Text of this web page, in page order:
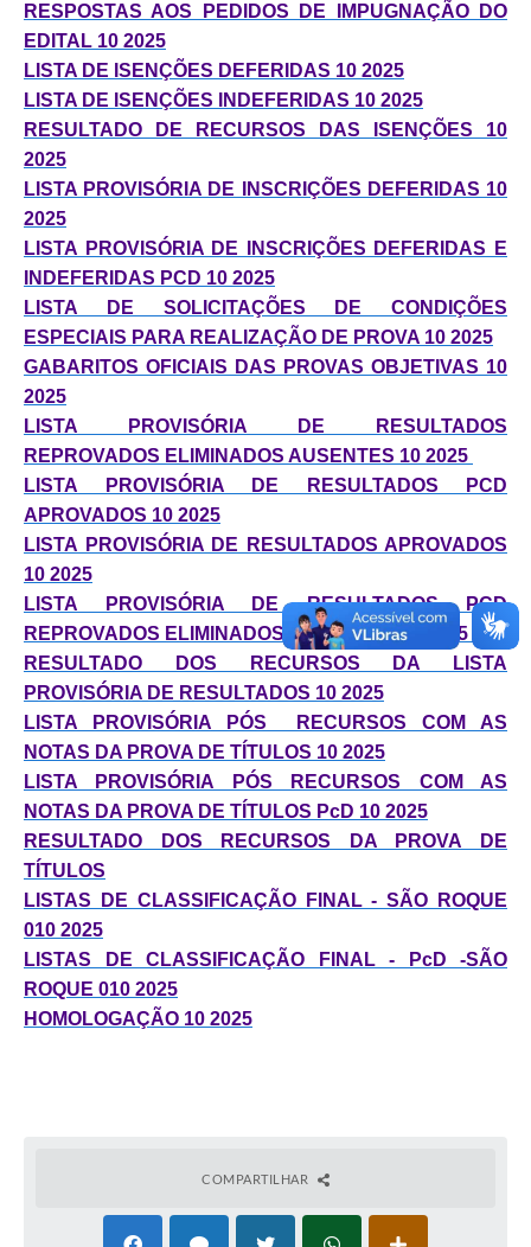
Banco do Povo
Biblioteca
Bancos conveniados e serviços disponíveis
Bolsas de estudo da Escola Cooperativa
Defesa Civil
Departamento de Bem-Estar Social
Divisão de Rendas
Fundo Social
Horários de Ônibus - Jundiá
Inscrições para o Castramóvel
Nota Fiscal de Serviço Eletrônica
Notícias
Ouvidorias
Postos de Atendimento ao Trabalhador (PAT)
PPA - Plano Plurianual 2026 / 2029
PROCON SR
Qualifica São Roque
Sala do Empreendedor - Licenciamento Municipal para MEI
SEBRAE Aqui
Secretaria de Saúde
RESPOSTAS AOS PEDIDOS DE IMPUGNAÇÃO DO
EDITAL 10 2025
LISTA DE ISENÇÕES DEFERIDAS 10 2025
LISTA DE ISENÇÕES INDEFERIDAS 10 2025
RESULTADO DE RECURSOS DAS ISENÇÕES 10
2025
LISTA PROVISÓRIA DE INSCRIÇÕES DEFERIDAS 10
2025
LISTA PROVISÓRIA DE INSCRIÇÕES DEFERIDAS E
INDEFERIDAS PCD 10 2025
LISTA DE SOLICITAÇÕES DE CONDIÇÕES
ESPECIAIS PARA REALIZAÇÃO DE PROVA 10 2025
GABARITOS OFICIAIS DAS PROVAS OBJETIVAS 10
2025
LISTA PROVISÓRIA DE RESULTADOS
REPROVADOS ELIMINADOS AUSENTES 10 2025
LISTA PROVISÓRIA DE RESULTADOS PCD
APROVADOS 10 2025
LISTA PROVISÓRIA DE RESULTADOS APROVADOS
10 2025
LISTA PROVISÓRIA DE RESULTADOS PCD
REPROVADOS ELIMINADOS AUSENTES 10 2025
RESULTADO DOS RECURSOS DA LISTA
PROVISÓRIA DE RESULTADOS 10 2025
LISTA PROVISÓRIA PÓS RECURSOS COM AS
NOTAS DA PROVA DE TÍTULOS 10 2025
LISTA PROVISÓRIA PÓS RECURSOS COM AS
NOTAS DA PROVA DE TÍTULOS PcD 10 2025
RESULTADO DOS RECURSOS DA PROVA DE
TÍTULOS
LISTAS DE CLASSIFICAÇÃO FINAL - SÃO ROQUE
010 2025
LISTAS DE CLASSIFICAÇÃO FINAL - PcD -SÃO
ROQUE 010 2025
HOMOLOGAÇÃO 10 2025
COMPARTILHAR